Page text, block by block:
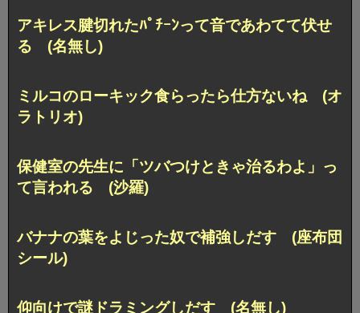
アキレス腱切れたﾊﾟﾁｰﾝって音であわてて伏せ
る (名無し)
ミルコのローキック食らったら仕方ないね (オ
ラトリオ)
保健室の先生に「ツバつけときゃ治るわよ」っ
て言われる (沙羅)
バナナの葉をよじった奴で補強しだす (座布団
シール)
仰向けで謎ドラミングしだす (名無し)